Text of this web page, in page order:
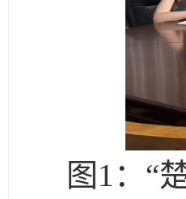
图 1：“